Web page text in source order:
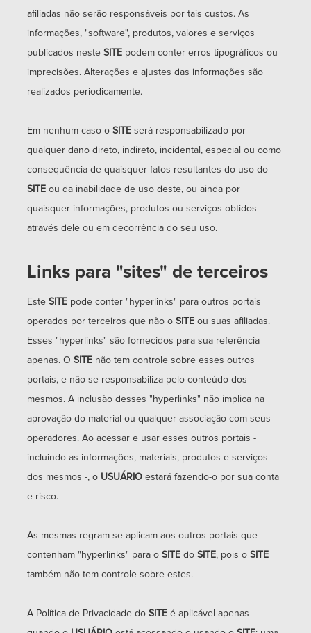
afiliadas não serão responsáveis por tais custos. As
informações, "software", produtos, valores e serviços
publicados neste SITE podem conter erros tipográficos ou
imprecisões. Alterações e ajustes das informações são
realizados periodicamente.
Em nenhum caso o SITE será responsabilizado por
qualquer dano direto, indireto, incidental, especial ou como
consequência de quaisquer fatos resultantes do uso do
SITE ou da inabilidade de uso deste, ou ainda por
quaisquer informações, produtos ou serviços obtidos
através dele ou em decorrência do seu uso.
Links para "sites" de terceiros
Este SITE pode conter "hyperlinks" para outros portais
operados por terceiros que não o SITE ou suas afiliadas.
Esses "hyperlinks" são fornecidos para sua referência
apenas. O SITE não tem controle sobre esses outros
portais, e não se responsabiliza pelo conteúdo dos
mesmos. A inclusão desses "hyperlinks" não implica na
aprovação do material ou qualquer associação com seus
operadores. Ao acessar e usar esses outros portais -
incluindo as informações, materiais, produtos e serviços
dos mesmos -, o USUÁRIO estará fazendo-o por sua conta
e risco.
As mesmas regram se aplicam aos outros portais que
contenham "hyperlinks" para o SITE do SITE, pois o SITE
também não tem controle sobre estes.
A Política de Privacidade do SITE é aplicável apenas